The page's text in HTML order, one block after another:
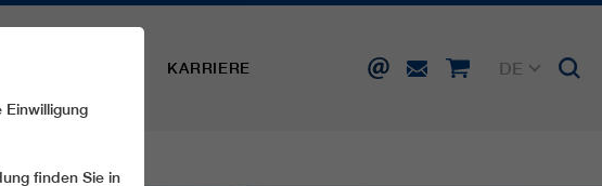
KARRIERE
DE
Einwilligung
finden Sie in